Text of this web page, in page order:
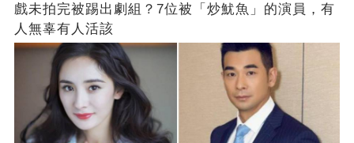
戲未拍完被踢出劇組？7位被「炒魷魚」的演員，有
人無辜有人活該